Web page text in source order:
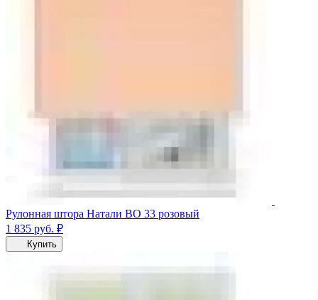
Рулонная штора Натали ВО 33 розовый
1 835 руб. ₽
Купить